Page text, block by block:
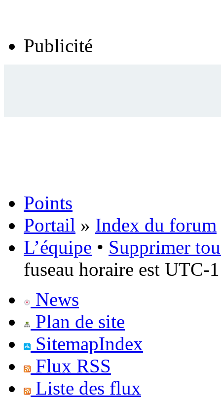
Publicité
Points
Portail » Index du forum
L’équipe • Supprimer
fuseau horaire est UTC-
News
Plan de site
SitemapIndex
Flux RSS
Liste des flux